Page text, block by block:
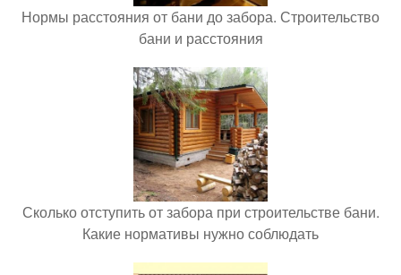
Нормы расстояния от бани до забора. Строительство
бани и расстояния
Сколько отступить от забора при строительстве бани.
Какие нормативы нужно соблюдать